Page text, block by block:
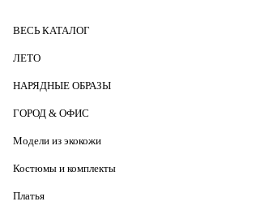
ВЕСЬ КАТАЛОГ
ЛЕТО
НАРЯДНЫЕ ОБРАЗЫ
ГОРОД & ОФИС
Модели из экокожи
Костюмы и комплекты
Платья